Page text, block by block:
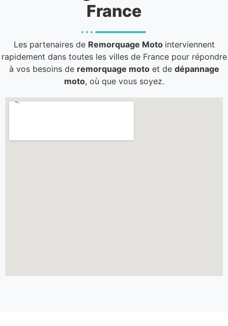
France
Les partenaires de Remorquage Moto interviennent
rapidement dans toutes les villes de France pour répondre
à vos besoins de remorquage motoet de dépannage
moto, où que vous soyez.